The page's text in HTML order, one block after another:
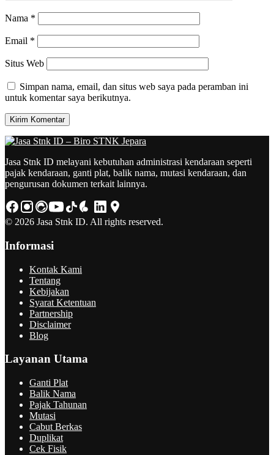
Nama *
Email *
Situs Web
Simpan nama, email, dan situs web saya pada peramban ini
untuk komentar saya berikutnya.
Jasa Stnk ID melayani kebutuhan administrasi kendaraan seperti
pajak kendaraan, ganti plat, balik nama, mutasi kendaraan, dan
pengurusan dokumen terkait lainnya.
© 2026 Jasa Stnk ID. All rights reserved.
Informasi
Kontak Kami
Tentang
Kebijakan
Syarat Ketentuan
Partnership
Disclaimer
Blog
Layanan Utama
Ganti Plat
Balik Nama
Pajak Tahunan
Mutasi
Cabut Berkas
Duplikat
Cek Fisik